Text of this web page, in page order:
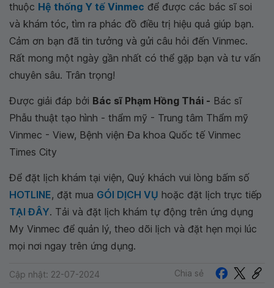
thuộc Hệ thống Y tế Vinmec để được các bác sĩ soi
và khám tóc, tìm ra phác đồ điều trị hiệu quả giúp bạn.
Cảm ơn bạn đã tin tưởng và gửi câu hỏi đến Vinmec.
Rất mong một ngày gần nhất có thể gặp bạn và tư vấn
chuyên sâu. Trân trọng!
Được giải đáp bởi Bác sĩ Phạm Hồng Thái - Bác sĩ
Phẫu thuật tạo hình - thẩm mỹ - Trung tâm Thẩm mỹ
Vinmec - View, Bệnh viện Đa khoa Quốc tế Vinmec
Times City
Để đặt lịch khám tại viện, Quý khách vui lòng bấm số
HOTLINE, đặt mua GÓI DỊCH VỤ hoặc đặt lịch trực tiếp
TẠI ĐÂY. Tải và đặt lịch khám tự động trên ứng dụng
My Vinmec để quản lý, theo dõi lịch và đặt hẹn mọi lúc
mọi nơi ngay trên ứng dụng.
Cập nhật: 22-07-2024 Chia sẻ